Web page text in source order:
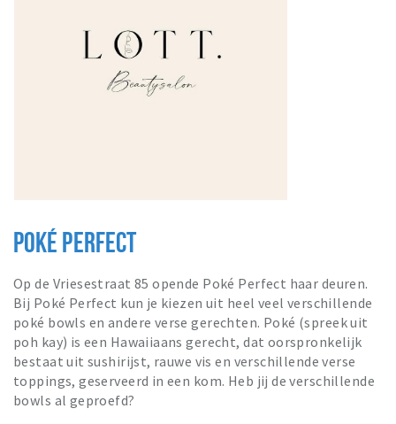
POKÉ PERFECT
Op de Vriesestraat 85 opende Poké Perfect haar deuren.
Bij Poké Perfect kun je kiezen uit heel veel verschillende
poké bowls en andere verse gerechten. Poké (spreek uit
poh kay) is een Hawaiiaans gerecht, dat oorspronkelijk
bestaat uit sushirijst, rauwe vis en verschillende verse
toppings, geserveerd in een kom. Heb jij de verschillende
bowls al geproefd?